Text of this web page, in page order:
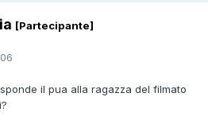
[Partecipante]
il pua alla ragazza del filmato